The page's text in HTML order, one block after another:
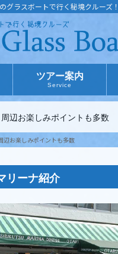
グラスボートで行く秘境クルーズ
ツアー案内
Service
辺お楽しみポイントも多数
辺お楽しみポイントも多数
リーナ紹介